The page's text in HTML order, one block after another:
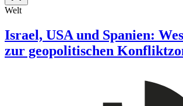
Welt
Israel, USA und Spanien:
zur geopolitischen